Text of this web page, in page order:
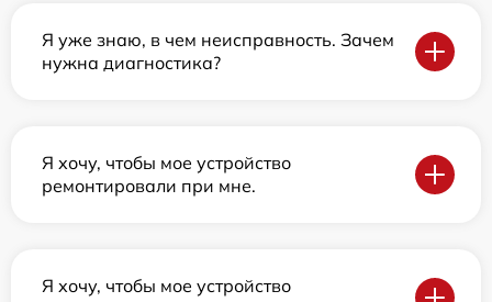
Я уже знаю, в чем неисправность. Зачем
нужна диагностика?
Я хочу, чтобы мое устройство
ремонтировали при мне.
Я хочу, чтобы мое устройство